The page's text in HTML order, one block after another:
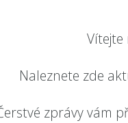
Naleznete zde
zprávy vám